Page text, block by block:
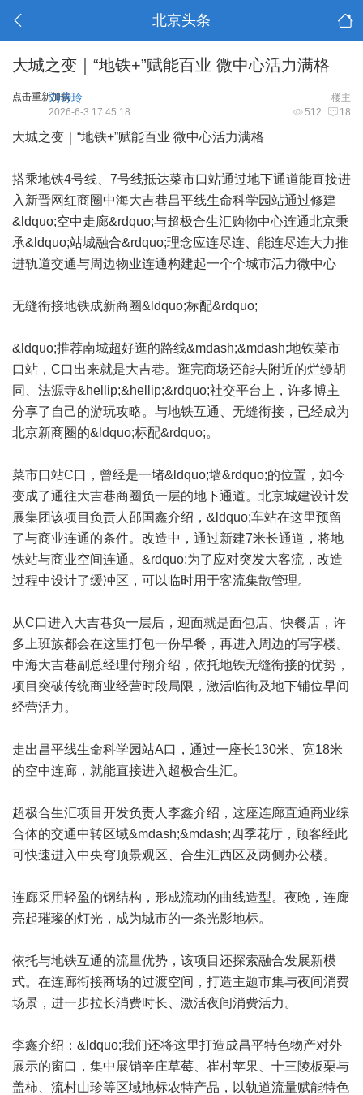
北京头条
大城之变｜“地铁+”赋能百业 微中心活力满格
点击重新加载 楼主
刘诗玲
512 18
2026-6-3 17:45:18
大城之变｜“地铁+”赋能百业 微中心活力满格
搭乘地铁4号线、7号线抵达菜市口站通过地下通道能直接进
入新晋网红商圈中海大吉巷昌平线生命科学园站通过修建
&ldquo;空中走廊&rdquo;与超极合生汇购物中心连通北京秉
承&ldquo;站城融合&rdquo;理念应连尽连、能连尽连大力推
进轨道交通与周边物业连通构建起一个个城市活力微中心
无缝衔接地铁成新商圈&ldquo;标配&rdquo;
&ldquo;推荐南城超好逛的路线&mdash;&mdash;地铁菜市
口站，C口出来就是大吉巷。逛完商场还能去附近的烂缦胡
同、法源寺&hellip;&hellip;&rdquo;社交平台上，许多博主
分享了自己的游玩攻略。与地铁互通、无缝衔接，已经成为
北京新商圈的&ldquo;标配&rdquo;。
菜市口站C口，曾经是一堵&ldquo;墙&rdquo;的位置，如今
变成了通往大吉巷商圈负一层的地下通道。北京城建设计发
展集团该项目负责人邵国鑫介绍，&ldquo;车站在这里预留
了与商业连通的条件。改造中，通过新建7米长通道，将地
铁站与商业空间连通。&rdquo;为了应对突发大客流，改造
过程中设计了缓冲区，可以临时用于客流集散管理。
从C口进入大吉巷负一层后，迎面就是面包店、快餐店，许
多上班族都会在这里打包一份早餐，再进入周边的写字楼。
中海大吉巷副总经理付翔介绍，依托地铁无缝衔接的优势，
项目突破传统商业经营时段局限，激活临街及地下铺位早间
经营活力。
走出昌平线生命科学园站A口，通过一座长130米、宽18米
的空中连廊，就能直接进入超极合生汇。
超极合生汇项目开发负责人李鑫介绍，这座连廊直通商业综
合体的交通中转区域&mdash;&mdash;四季花厅，顾客经此
可快速进入中央穹顶景观区、合生汇西区及两侧办公楼。
连廊采用轻盈的钢结构，形成流动的曲线造型。夜晚，连廊
亮起璀璨的灯光，成为城市的一条光影地标。
依托与地铁互通的流量优势，该项目还探索融合发展新模
式。在连廊衔接商场的过渡空间，打造主题市集与夜间消费
场景，进一步拉长消费时长、激活夜间消费活力。
李鑫介绍：&ldquo;我们还将这里打造成昌平特色物产对外
展示的窗口，集中展销辛庄草莓、崔村苹果、十三陵板栗与
盖柿、流村山珍等区域地标农特产品，以轨道流量赋能特色